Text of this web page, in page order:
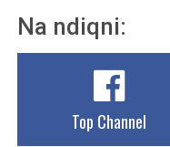
Na ndiqni:
Top Channel